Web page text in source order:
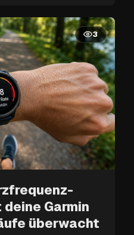
3
Garmin
überwacht